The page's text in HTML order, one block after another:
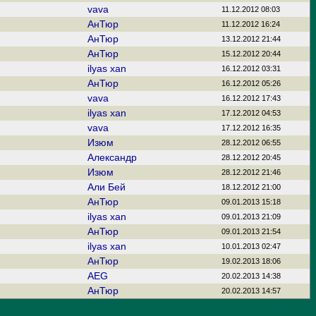
vava 11.12.2012 08:03
АнТюр 11.12.2012 16:24
АнТюр 13.12.2012 21:44
АнТюр 15.12.2012 20:44
ilyas xan 16.12.2012 03:31
АнТюр 16.12.2012 05:26
vava 16.12.2012 17:43
ilyas xan 17.12.2012 04:53
vava 17.12.2012 16:35
Изюм 28.12.2012 06:55
Александр 28.12.2012 20:45
Изюм 28.12.2012 21:46
Али Бей 18.12.2012 21:00
АнТюр 09.01.2013 15:18
ilyas xan 09.01.2013 21:09
АнТюр 09.01.2013 21:54
ilyas xan 10.01.2013 02:47
АнТюр 19.02.2013 18:06
AEG 20.02.2013 14:38
АнТюр 20.02.2013 14:57